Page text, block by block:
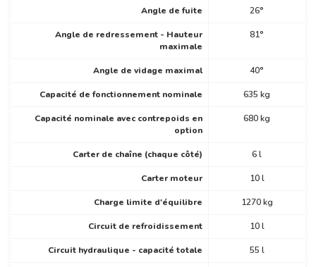
Angle de fuite 26°
Angle de redressement - Hauteur
maximale
81°
Angle de vidage maximal 40°
Capacité de fonctionnement nominale 635 kg
Capacité nominale avec contrepoids en
option
680 kg
Carter de chaîne (chaque côté) 6 l
Carter moteur 10 l
Charge limite d'équilibre 1270 kg
Circuit de refroidissement 10 l
Circuit hydraulique - capacité totale 55 l